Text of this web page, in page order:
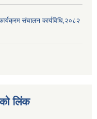
संचालन कार्यविधि,२०८२
लिंक